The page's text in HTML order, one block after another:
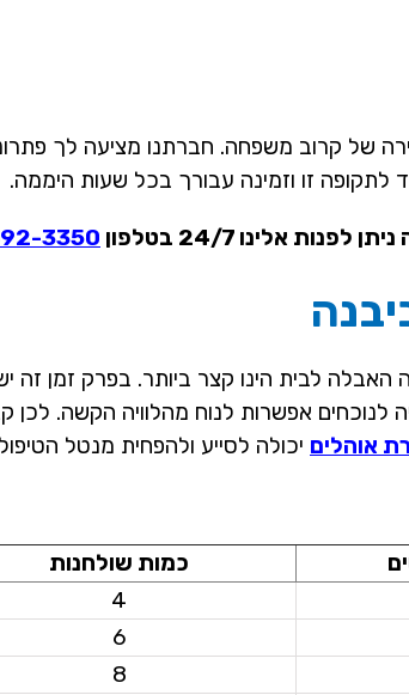
של קרוב משפחה. חברתנו מציעה לך
לתקופה זו וזמינה עבורך בכל שעות היממה.
אלינו 24/7 בטלפון 3350
לבית הינו קצר ביותר. בפרק זמן זה
אפשרות לנוח מהלוויה הקשה. לכן
אוהלים יכולה לסייע ולהפחית מנטל
כמות שולחנות
4
6
8